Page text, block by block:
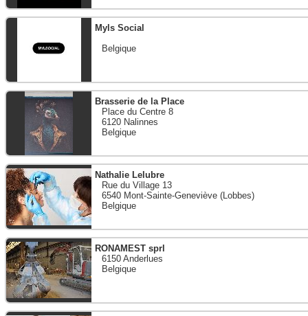
Myls Social
Belgique
Brasserie de la Place
Place du Centre 8
6120 Nalinnes
Belgique
Nathalie Lelubre
Rue du Village 13
6540 Mont-Sainte-Geneviève (Lobbes)
Belgique
RONAMEST sprl
6150 Anderlues
Belgique